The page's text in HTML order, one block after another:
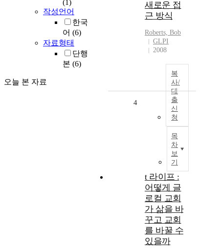
(1)
작성언어
한국
어 (6)
자료형태
단행
본 (6)
오늘 본 자료
새로운 접
근 방식
Roberts, Bob
GLPI
2008
복
사/
대
출
신
청
목
차
보
기
4
t 라이프 :
어떻게 글
로컬 교회
가 삶을 바
꾸고 교회
를 바꿀 수
있을까